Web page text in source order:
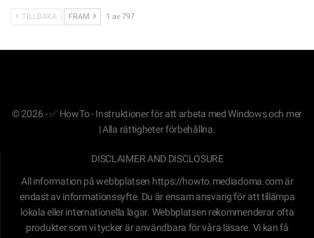
TILLBAKA FRAM 1 av 797
© 2026 - ✅ HowTo - Instruktioner för att arbeta med Windows och mer
| Alla rättigheter förbehållna.
DISCLAIMER AND DISCLOSURE
All information på webbplatsen https://howto.mediadoma.comär
endast av informationssyfte. Du är ensam ansvarig för att tillämpa
lokala eller internationella lagar. Webbplatsen rekommenderar ofta
produkter som vi tycker är användbara för våra läsare. Vi kan få